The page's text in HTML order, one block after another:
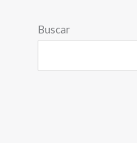
Buscar